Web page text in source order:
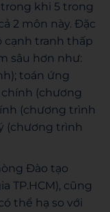
khi 5 trong
2 môn này. Đặc
cạnh tranh thấp
sâu hơn như:
toán ứng
(chương
(chương trình
(chương trình
Đào tạo
TP.HCM), cũng
thể hạ so với